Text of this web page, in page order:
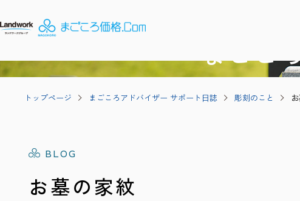
まごこ
トップページ まごころアドバイザー サポート⽇誌 彫刻のこと
BLOG
お墓の家紋